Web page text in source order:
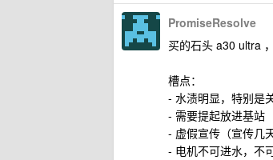
PromiseResolve
买的石头 a30 ultra
槽点：
- 水渍明显，特别是
- 需要提起放进基站
- 虚假宣传（宣传几
- 电机不可进水，不